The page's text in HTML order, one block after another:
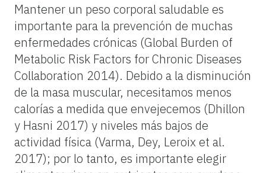
Mantener un peso corporal saludable es
importante para la prevención de muchas
enfermedades crónicas (Global Burden of
Metabolic Risk Factors for Chronic Diseases
Collaboration 2014). Debido a la disminución
de la masa muscular, necesitamos menos
calorías a medida que envejecemos (Dhillon
y Hasni 2017) y niveles más bajos de
actividad física (Varma, Dey, Leroix et al.
2017); por lo tanto, es importante elegir